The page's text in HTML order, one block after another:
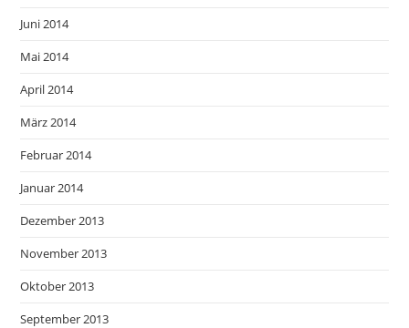
Juni 2014
Mai 2014
April 2014
März 2014
Februar 2014
Januar 2014
Dezember 2013
November 2013
Oktober 2013
September 2013